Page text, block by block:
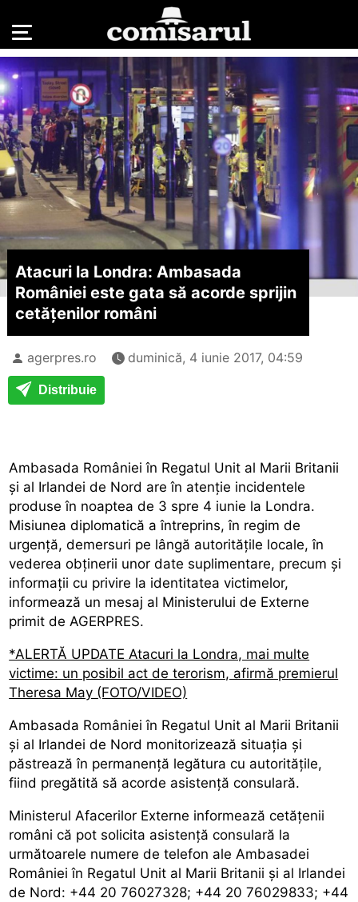
Atacuri la Londra: Ambasada
României este gata să acorde sprijin
cetățenilor români
agerpres.ro duminică, 4 iunie 2017, 04:59
Distribuie
Ambasada României în Regatul Unit al Marii Britanii
și al Irlandei de Nord are în atenție incidentele
produse în noaptea de 3 spre 4 iunie la Londra.
Misiunea diplomatică a întreprins, în regim de
urgență, demersuri pe lângă autoritățile locale, în
vederea obținerii unor date suplimentare, precum și
informații cu privire la identitatea victimelor,
informează un mesaj al Ministerului de Externe
primit de AGERPRES.
*ALERTĂ UPDATE Atacuri la Londra, mai multe
victime: un posibil act de terorism, afirmă premierul
Theresa May (FOTO/VIDEO)
Ambasada României în Regatul Unit al Marii Britanii
și al Irlandei de Nord monitorizează situația și
păstrează în permanență legătura cu autoritățile,
fiind pregătită să acorde asistență consulară.
Ministerul Afacerilor Externe informează cetățenii
români că pot solicita asistență consulară la
următoarele numere de telefon ale Ambasadei
României în Regatul Unit al Marii Britanii și al Irlandei
de Nord: +44 20 76027328; +44 20 76029833; +44